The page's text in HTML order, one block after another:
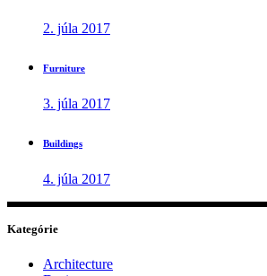
2. júla 2017
Furniture
3. júla 2017
Buildings
4. júla 2017
Kategórie
Architecture